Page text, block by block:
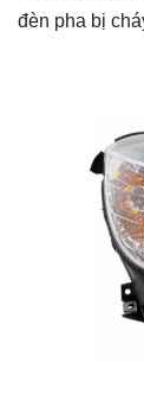
đèn pha bị